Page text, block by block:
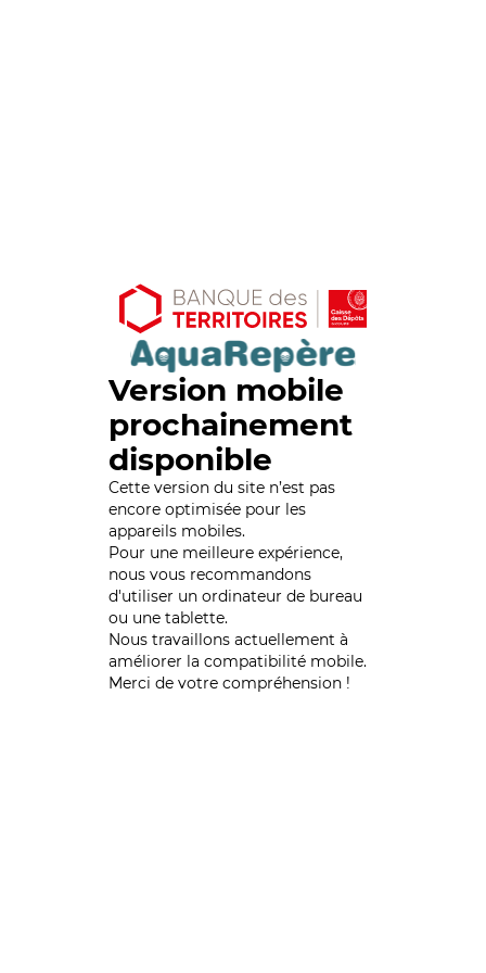
Version mobile
prochainement
disponible
Cette version du site n’est pas
encore optimisée pour les
appareils mobiles.
Pour une meilleure expérience,
nous vous recommandons
d'utiliser un ordinateur de bureau
ou une tablette.
Nous travaillons actuellement à
améliorer la compatibilité mobile.
Merci de votre compréhension !